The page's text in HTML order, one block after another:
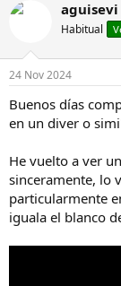
c
o
n
e
s
aguisevi
Habitual
24 Nov 2024
Buenos días
en un diver o
He vuelto a ver
sinceramente, lo
particularmente
iguala el blanco